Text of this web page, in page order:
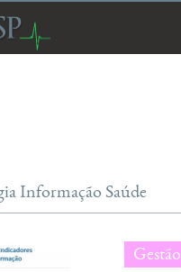
Informação Saúde
Gestão